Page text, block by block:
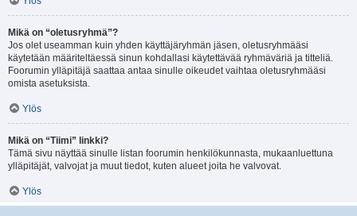
Mikä on “oletusryhmä”?
Jos olet useamman kuin yhden käyttäjäryhmän jäsen, oletusryhmääsi
käytetään määriteltäessä sinun kohdallasi käytettävää ryhmäväriä ja titteliä.
Foorumin ylläpitäjä saattaa antaa sinulle oikeudet vaihtaa oletusryhmääsi
omista asetuksista.
Ylös
Mikä on “Tiimi” linkki?
Tämä sivu näyttää sinulle listan foorumin henkilökunnasta, mukaanluettuna
ylläpitäjät, valvojat ja muut tiedot, kuten alueet joita he valvovat.
Ylös